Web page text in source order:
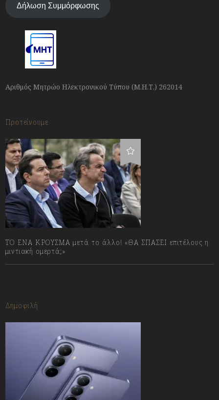
Δήλωση Συμμόρφωσης
Αριθμός Μητρώο Ηλεκτρονικού Τύπου (Μ.Η.Τ.) 262014
Προτείνουμε
ΤΟ ΕΝΑ ΚΡΟΥΣΜΑ μετά το άλλο! «ΘΑ ΣΠΑΣΕΙ επιτέλους η
μιντιακή ομερτά;»
Δημοφιλή